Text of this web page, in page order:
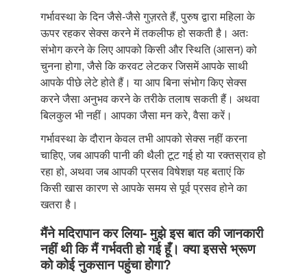
गर्भावस्था के दिन जैसे-जैसे गुज़रते हैं, पुरुष द्वारा महिला के
ऊपर रहकर सेक्स करने में तकलीफ हो सकती है। अतः
संभोग करने के लिए आपको किसी और स्थिति (आसन) को
चुनना होगा, जैसे कि करवट लेटकर जिसमें आपके साथी
आपके पीछे लेटे होते हैं। या आप बिना संभोग किए सेक्स
करने जैसा अनुभव करने के तरीके तलाष सकती हैं। अथवा
बिलकुल भी नहीं। आपका जैसा मन करे, वैसा करें।
गर्भावस्था के दौरान केवल तभी आपको सेक्स नहीं करना
चाहिए, जब आपकी पानी की थैली टूट गई हो या रक्तस्राव हो
रहा हो, अथवा जब आपकी प्रसव विषेशज्ञ यह बताएं कि
किसी खास कारण से आपके समय से पूर्व प्रसव होने का
खतरा है।
मैंने मदिरापान कर लिया- मुझे इस बात की जानकारी
नहीं थी कि मैं गर्भवती हो गई हूँ। क्या इससे भ्रूण
को कोई नुकसान पहुंचा होगा?